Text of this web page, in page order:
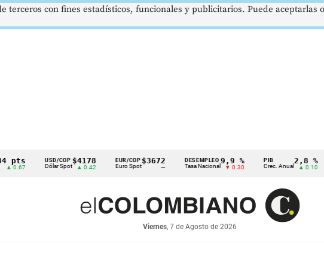
USD/COP
Dólar Spot
$4178
▲ 0.42
EUR/COP
Euro Spot
$3672
—
DESEMPLEO
Tasa Nacional
9,9 %
▼ 0.30
PIB
Crec. Anual
2,8 %
▲ 0.10
TRM
Viernes, 7 de Agosto de 2026
terceros con fines estadísticos, funcionales y publicitarios. Puede aceptarlas